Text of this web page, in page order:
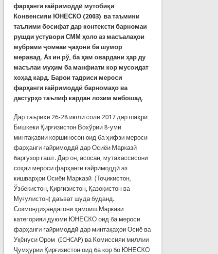
фарҳанги ғайримоддӣ мутобиқи
Конвенсияи ЮНЕСКО (2003) ва таъмини
таълими босифат дар контексти барномаи
рушди устувори СММ ҳоло аз масъалаҳои
мубрами ҷомеаи ҷаҳонӣ ба шумор
меравад. Аз ин рў, ба ҳам овардани ҳар ду
масълаи муҳим ба манфиати кор мусоидат
хоҳад кард. Барои тадриси мероси
фарҳанги ғайримоддӣ барномаҳо ва
дастурҳо таълиф кардан лозим мебошад.
Дар таърихи 26-28 июли соли 2017 дар шаҳри
Бишкеки Қирғизистон Вохўрии 8-уми
минтақавии коршиносон оид ба ҳифзи мероси
фарҳанги ғайримоддӣ дар Осиёи Марказӣ
баргузор гашт. Дар он, асосан, мутахассисони
соҳаи мероси фарҳанги ғайримоддӣ аз
кишварҳои Осиёи Марказӣ (Тоҷикистон,
Ўзбекистон, Қирғизистон, Қазоқистон ва
Муғулистон) даъват шуда буданд.
Созмондиҳандагони ҳамоиш Маркази
категорияи дуюми ЮНЕСКО оид ба мероси
фарҳанги ғайримоддӣ дар минтақаҳои Осиё ва
Уқёнуси Ором (ICHCAP) ва Комиссияи миллии
Ҷумҳурии Қирғизистон оид ба кор бо ЮНЕСКО